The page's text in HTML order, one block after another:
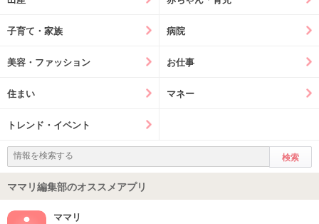
子育て・家族 病院
美容・ファッション お仕事
住まい マネー
トレンド・イベント
ママリ編集部のオススメアプリ
ママリ